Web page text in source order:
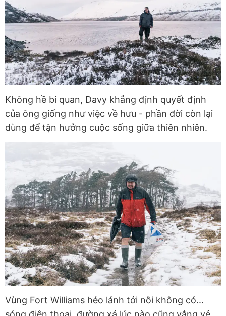
Không hề bi quan, Davy khẳng định quyết định
của ông giống như việc về hưu - phần đời còn lại
dùng để tận hưởng cuộc sống giữa thiên nhiên.
Vùng Fort Williams hẻo lánh tới nỗi không có...